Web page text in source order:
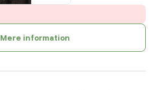
Mere information